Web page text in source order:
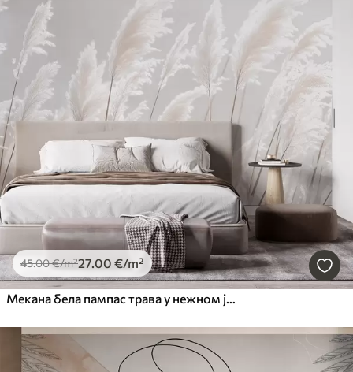
45.00€/m²27.00 €/m²
Мекана бела пампас трава у нежном јутарњем светлу